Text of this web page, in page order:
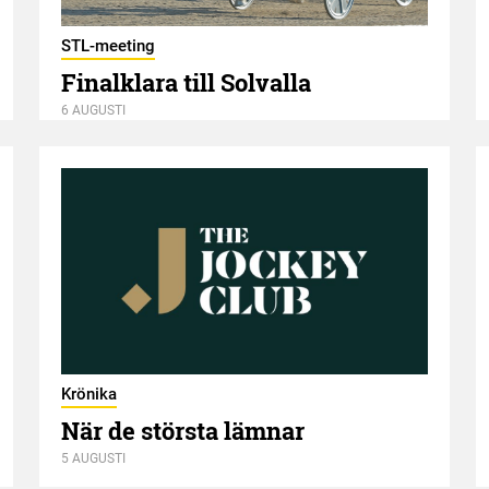
STL-meeting
Finalklara till Solvalla
6 AUGUSTI
Krönika
När de största lämnar
5 AUGUSTI